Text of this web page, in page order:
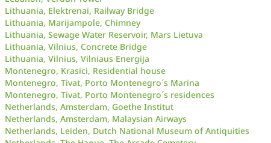
Lithuania, Elektrenai, Railway Bridge
Lithuania, Marijampole, Chimney
Lithuania, Sewage Water Reservoir, Mars Lietuva
Lithuania, Vilnius, Concrete Bridge
Lithuania, Vilnius, Vilniaus Energija
Montenegro, Krasici, Residential house
Montenegro, Tivat, Porto Montenegro´s Marina
Montenegro, Tivat, Porto Montenegro´s residences
Netherlands, Amsterdam, Goethe Institut
Netherlands, Amsterdam, Malaysian Airways
Netherlands, Leiden, Dutch National Museum of Antiquities